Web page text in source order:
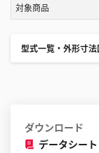
対象商品
型式一覧・外形寸法
ダウンロード
データシート